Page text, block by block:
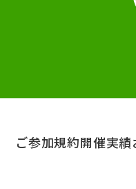
ご参加規約開催実績